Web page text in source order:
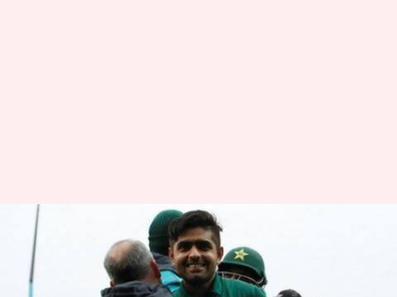
10 साल बाद पाकिस्तान में हुई टेस्ट
क्रिकेट की वापसी, श्रीलंका के साथ
होगी सीरीज़